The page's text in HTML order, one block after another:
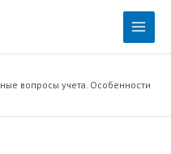
Main
вопросы учета. Особенности